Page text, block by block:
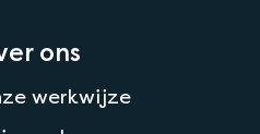
ons
werkwijze